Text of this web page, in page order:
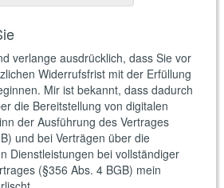
verlange ausdrücklich, dass Sie vor
Widerrufsfrist mit der Erfüllung
Mir ist bekannt, dass dadurch
die Bereitstellung von digitalen
der Ausführung des Vertrages
und bei Verträgen über die
Dienstleistungen bei vollständiger
(§356 Abs. 4 BGB) mein